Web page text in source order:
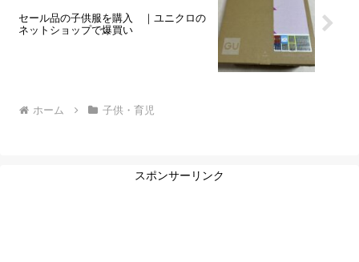
セール品の子供服を購入 ｜ユニクロの
ネットショップで爆買い
ホーム 子供・育児
スポンサーリンク